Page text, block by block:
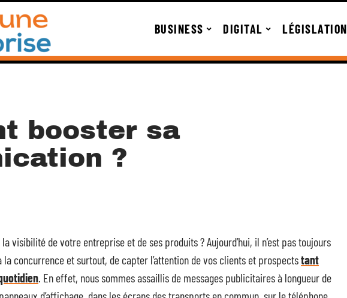
BUSINESS DIGITAL LÉGISLATION
booster sa
?
la visibilité de votre entreprise et de ses produits ? Aujourd’hui, il n’est pas toujours
concurrence et surtout, de capter l’attention de vos clients et prospectstant
. En effet, nous sommes assaillis de messages publicitaires à longueur de